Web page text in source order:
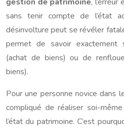
sans tenir compte de l’état
désinvolture peut se révéler
permet de savoir exactement
(achat de biens) ou de
biens).
Pour une personne novice dans
compliqué de réaliser soi-
l’état du patrimoine. C’est